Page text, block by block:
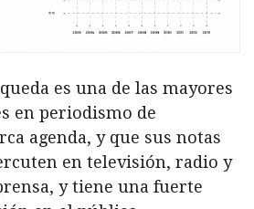
es una de las mayores
en periodismo de
agenda, y que sus notas
en televisión, radio y
y tiene una fuerte